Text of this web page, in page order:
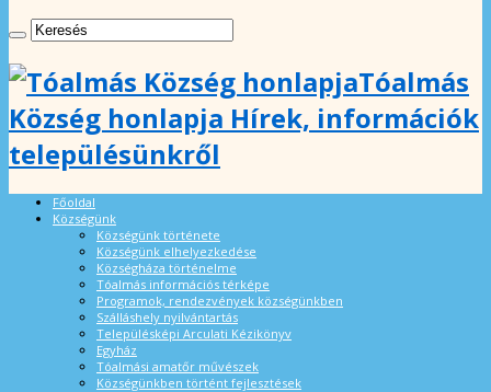
Tóalmás
Község honlapja Hírek, információk
településünkről
Főoldal
Községünk
Községünk története
Községünk elhelyezkedése
Községháza történelme
Tóalmás információs térképe
Programok, rendezvények községünkben
Szálláshely nyilvántartás
Településképi Arculati Kézikönyv
Egyház
Tóalmási amatőr művészek
Községünkben történt fejlesztések